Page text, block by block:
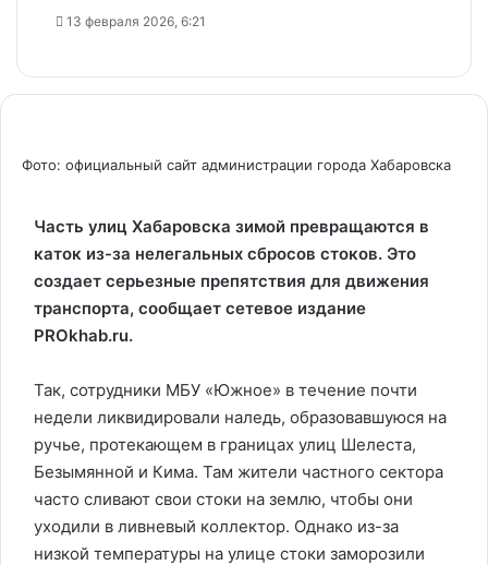
13 февраля 2026, 6:21
Фото: официальный сайт администрации города Хабаровска
Часть улиц Хабаровска зимой превращаются в
каток из-за нелегальных сбросов стоков. Это
создает серьезные препятствия для движения
транспорта, сообщает сетевое издание
PROkhab.ru.
Так, сотрудники МБУ «Южное» в течение почти
недели ликвидировали наледь, образовавшуюся на
ручье, протекающем в границах улиц Шелеста,
Безымянной и Кима. Там жители частного сектора
часто сливают свои стоки на землю, чтобы они
уходили в ливневый коллектор. Однако из-за
низкой температуры на улице стоки заморозили